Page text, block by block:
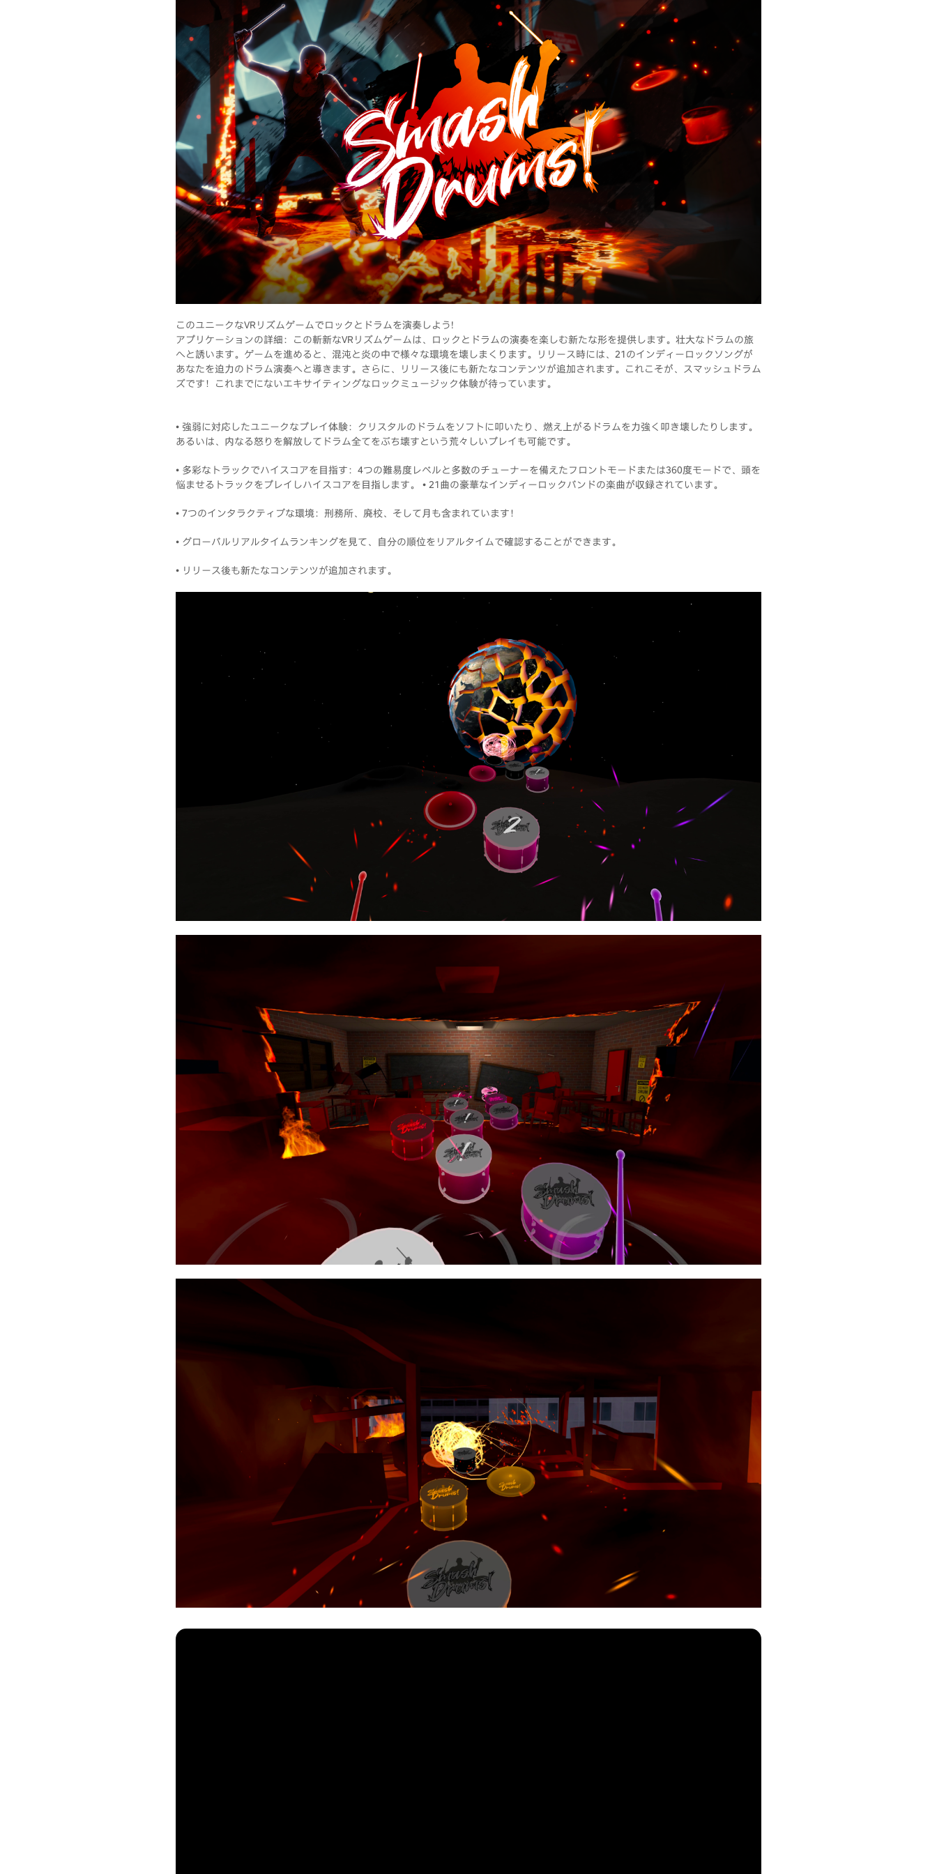
このユニークなVRリズムゲームでロックとドラムを演奏しよう!
アプリケーションの詳細：この斬新なVRリズムゲームは、ロックとドラムの演奏を楽しむ新たな形を提供します。壮大なドラムの旅
へと誘います。ゲームを進めると、混沌と炎の中で様々な環境を壊しまくります。リリース時には、21のインディーロックソングが
あなたを迫力のドラム演奏へと導きます。さらに、リリース後にも新たなコンテンツが追加されます。これこそが、スマッシュドラム
ズです！これまでにないエキサイティングなロックミュージック体験が待っています。
• 強弱に対応したユニークなプレイ体験：クリスタルのドラムをソフトに叩いたり、燃え上がるドラムを力強く叩き壊したりします。
あるいは、内なる怒りを解放してドラム全てをぶち壊すという荒々しいプレイも可能です。
• 多彩なトラックでハイスコアを目指す：4つの難易度レベルと多数のチューナーを備えたフロントモードまたは360度モードで、頭を
悩ませるトラックをプレイしハイスコアを目指します。 • 21曲の豪華なインディーロックバンドの楽曲が収録されています。
• 7つのインタラクティブな環境：刑務所、廃校、そして月も含まれています！
• グローバルリアルタイムランキングを見て、自分の順位をリアルタイムで確認することができます。
• リリース後も新たなコンテンツが追加されます。